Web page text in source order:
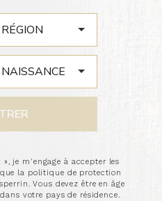
je m'engage à accepter les
la politique de protection
Vous devez être en âge
votre pays de résidence.